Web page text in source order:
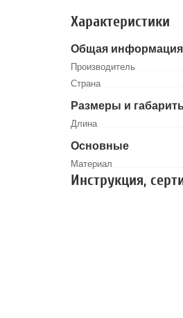
Характеристики
Общая информация
Производитель
Страна
Размеры и
Длина
Основные
Материал
Инструкция,